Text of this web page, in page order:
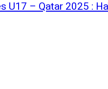
U17 – Qatar 2025 :